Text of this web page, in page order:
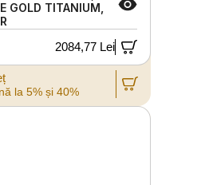
GOLD TITANIUM,
2084,77 Lei
la 5% și 40%